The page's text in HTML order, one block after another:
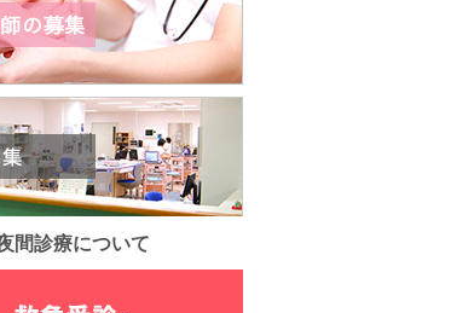
間診療について